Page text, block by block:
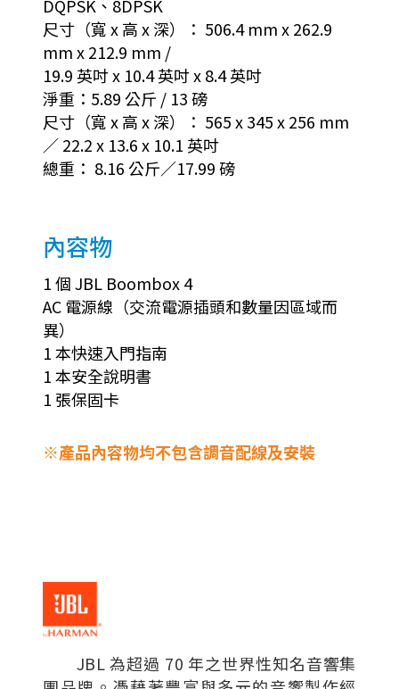
DQPSK、8DPSK
尺寸（寬 x 高 x 深）： 506.4 mm x 262.9
mm x 212.9 mm /
19.9 英吋 x 10.4 英吋 x 8.4 英吋
淨重：5.89 公斤 / 13 磅
尺寸（寬 x 高 x 深）： 565 x 345 x 256 mm
／ 22.2 x 13.6 x 10.1 英吋
總重： 8.16 公斤／17.99 磅
內容物
1 個 JBL Boombox 4
AC 電源線（交流電源插頭和數量因區域而
異）
1 本快速入門指南
1 本安全說明書
1 張保固卡
※產品內容物均不包含調音配線及安裝
JBL 為超過 70 年之世界性知名音響集